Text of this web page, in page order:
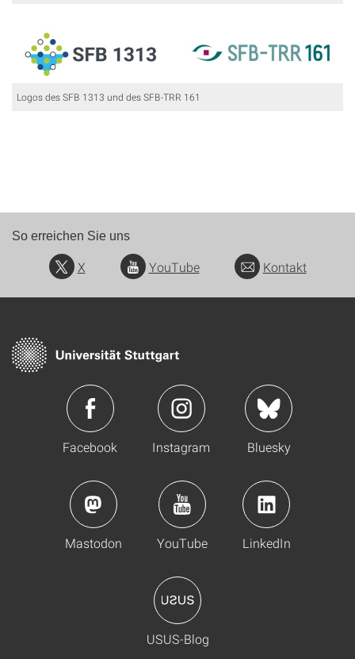
Logos des SFB 1313 und des SFB-TRR 161
So erreichen Sie uns
X YouTube Kontakt
Facebook Instagram Bluesky
Mastodon YouTube LinkedIn
USUS-Blog